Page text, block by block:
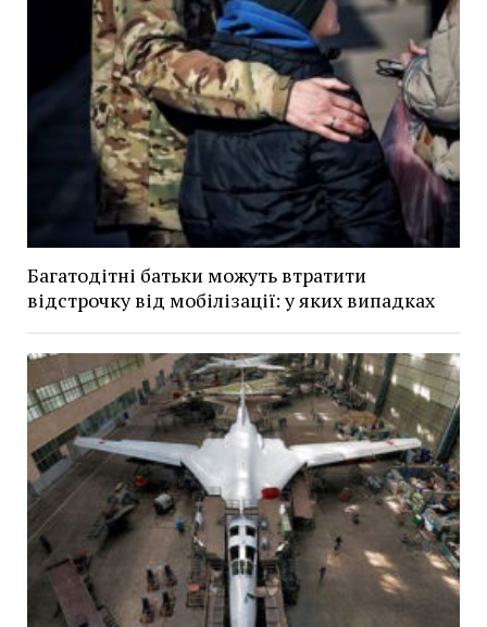
Багатодітні батьки можуть втратити
відстрочку від мобілізації: у яких випадках